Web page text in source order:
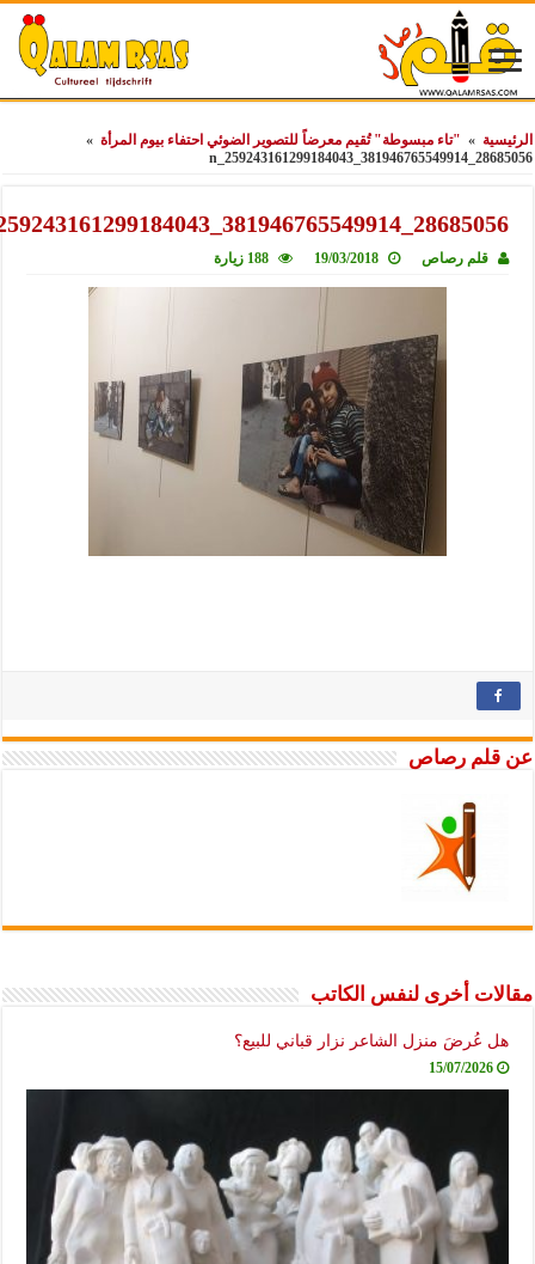
» "تاء مبسوطة" تُقيم معرضاً للتصوير الضوئي احتفاء بيوم المرأة »
قلم رصاص 19/03/2018 188 زيارة
رصاص
أخرى لنفس الكاتب
عُرضَ منزل الشاعر نزار قباني للبيع؟
15/07/2026